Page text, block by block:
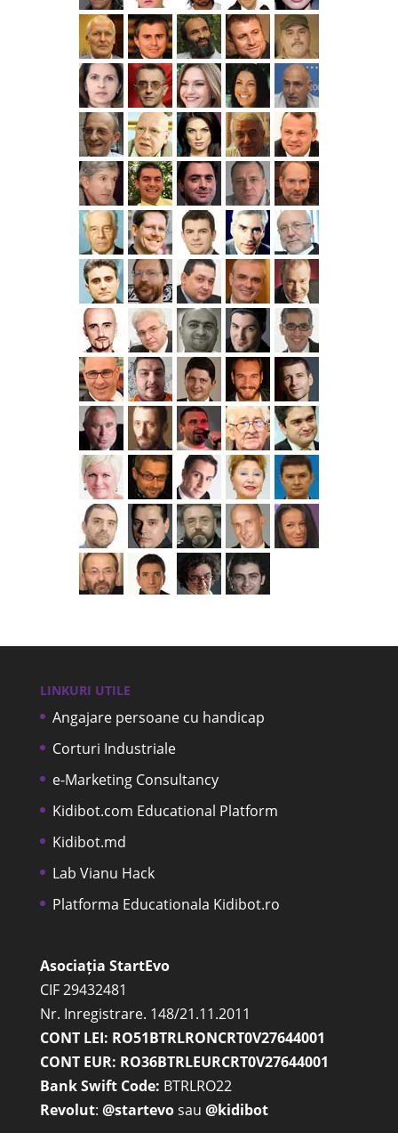
LINKURI UTILE
Angajare persoane cu handicap
Corturi Industriale
e-Marketing Consultancy
Kidibot.com Educational Platform
Kidibot.md
Lab Vianu Hack
Platforma Educationala Kidibot.ro
Asociația StartEvo
CIF 29432481
Nr. Inregistrare. 148/21.11.2011
CONT LEI: RO51BTRLRONCRT0V27644001
CONT EUR: RO36BTRLEURCRT0V27644001
Bank Swift Code: BTRLRO22
Revolut: @startevosau @kidibot